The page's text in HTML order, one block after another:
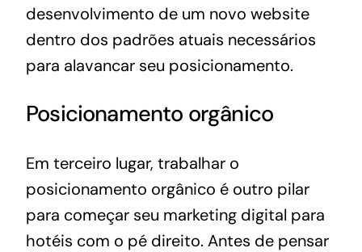
desenvolvimento de um novo website
dentro dos padrões atuais necessários
para alavancar seu posicionamento.
Posicionamento orgânico
Em terceiro lugar, trabalhar o
posicionamento orgânico é outro pilar
para começar seu marketing digital para
hotéis com o pé direito. Antes de pensar